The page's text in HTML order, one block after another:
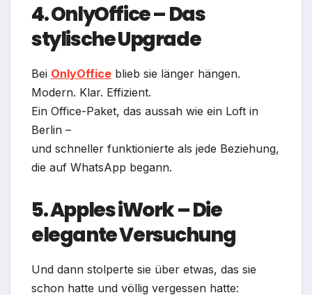
4. OnlyOffice – Das
stylische Upgrade
Bei OnlyOffice blieb sie länger hängen.
Modern. Klar. Effizient.
Ein Office-Paket, das aussah wie ein Loft in
Berlin –
und schneller funktionierte als jede Beziehung,
die auf WhatsApp begann.
5. Apples iWork – Die
elegante Versuchung
Und dann stolperte sie über etwas, das sie
schon hatte und völlig vergessen hatte: